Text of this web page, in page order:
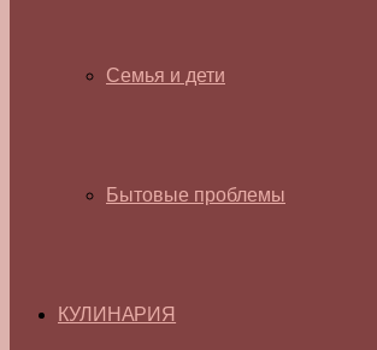
Семья и дети
Бытовые проблемы
КУЛИНАРИЯ